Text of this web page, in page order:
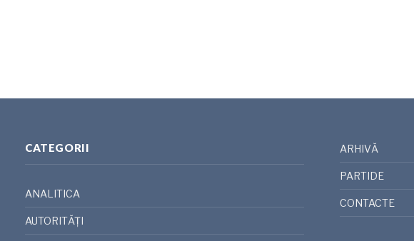
CATEGORII
ANALITICA
AUTORITĂȚI
ARHIVĂ
PARTIDE
CONTACTE